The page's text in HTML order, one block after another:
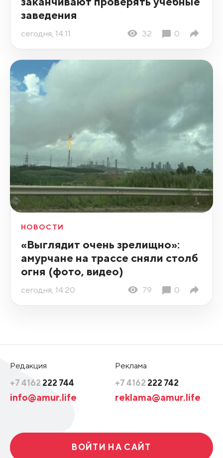
заведения
сегодня, 14:11 32 0
НОВОСТИ
«Выглядит очень зрелищно»:
амурчане на трассе сняли столб
огня (фото, видео)
сегодня, 14:20 79 0
Редакция
+7 4162 222 744
info@amur.life
Реклама
+7 4162 222 742
reklama@amur.life
ВОЙТИ НА САЙТ